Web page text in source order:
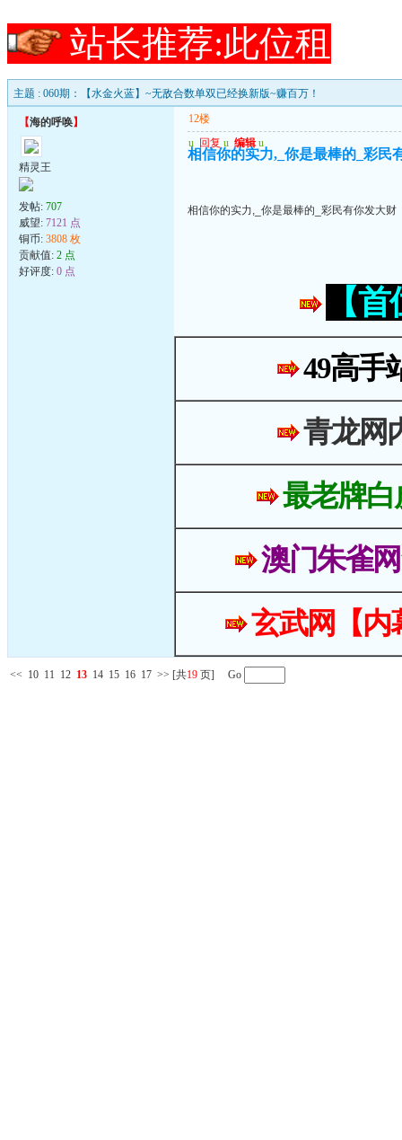
站长推荐:此位租
主题 : 060期：【水金火蓝】~无敌合数单双已经换新版~赚百万！
【海的呼唤】
精灵王
发帖: 707
威望: 7121 点
铜币: 3808 枚
贡献值: 2 点
好评度: 0 点
12楼
u 回复 u 编辑 u
相信你的实力,_你是最棒的_彩民
相信你的实力,_你是最棒的_彩民有你发大财
【
49高手
青龙网
最老牌白
澳门朱雀
玄武网【
<< 10 11 12 13 14 15 16 17 >> [共19 页] Go